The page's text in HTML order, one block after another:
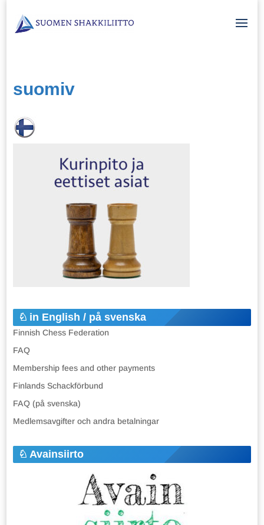
suomiv
in English / på svenska
Finnish Chess Federation
FAQ
Membership fees and other payments
Finlands Schackförbund
FAQ (på svenska)
Medlemsavgifter och andra betalningar
Avainsiirto